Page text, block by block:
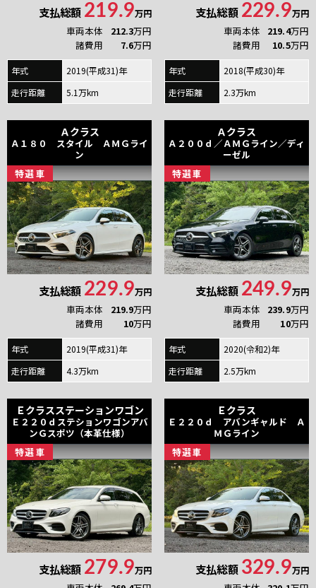
支払総額 219.9万円
車両本体 212.3万円
諸費用
7.6万円
年式
2019(平成31)年
走行距離
5.1万km
支払総額 229.9万円
車両本体 219.4万円
諸費用
10.5万円
年式
2018(平成30)年
走行距離
2.3万km
Ａクラス
Ａ１８０ スタイル ＡＭＧライ
ン
特選 車
支払総額 229.9万円
車両本体 219.9万円
諸費用
10万円
年式
2019(平成31)年
走行距離
4.3万km
Ａクラス
Ａ２００ｄ／ＡＭＧライン／ディ
ーゼル
特選 車
支払総額 249.9万円
車両本体 239.9万円
諸費用
10万円
年式
2020(令和2)年
走行距離
2.5万km
Ｅクラスステーションワゴン
Ｅ２２０ｄステションワゴンアバ
ンＧスポツ（本革仕様）
特選 車
支払総額 279.9万円
Ｅクラス
Ｅ２２０ｄ アバンギャルド Ａ
ＭＧライン
特選 車
支払総額 329.9万円